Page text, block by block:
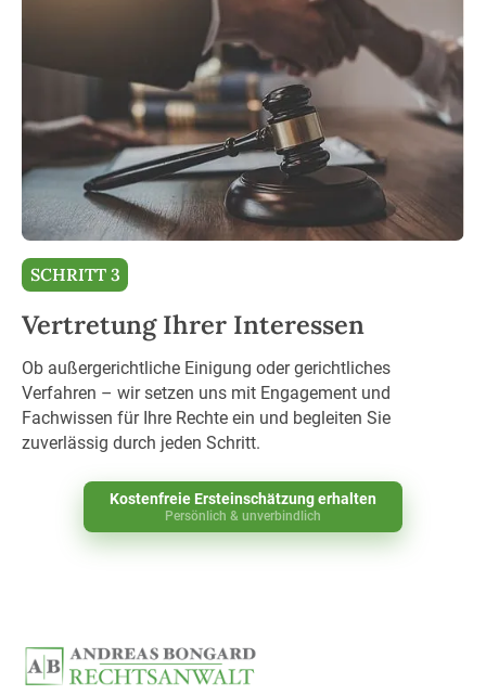
SCHRITT 3
Vertretung Ihrer Interessen
Ob außergerichtliche Einigung oder gerichtliches
Verfahren – wir setzen uns mit Engagement und
Fachwissen für Ihre Rechte ein und begleiten Sie
zuverlässig durch jeden Schritt.
Kostenfreie Ersteinschätzung erhalten
Persönlich & unverbindlich